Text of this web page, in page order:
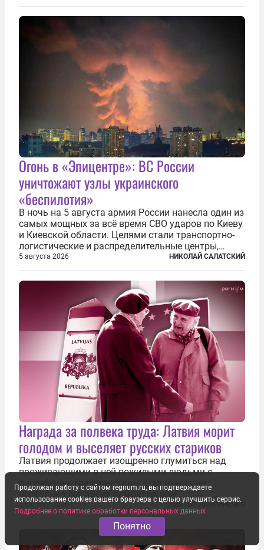
Огонь в «Эпицентре»: ВС России
уничтожают узлы украинского
«беспилотия»
В ночь на 5 августа армия России нанесла один из
самых мощных за всё время СВО ударов по Киеву
и Киевской области. Целями стали транспортно-
логистические и распределительные центры,
которые ВСУ использовали для хранения и
доставки вооружений и грузов военного
назначения. Атака также «накрыла»...
5 августа 2026 НИКОЛАЙ САЛАТСКИЙ
Награда за полвека труда: Латвия морит
голодом и выселяет русских стариков
Латвия продолжает изощренно глумиться над
проживающими в ней пожилыми людьми с
российским гражданством. Над ними уже
несколько лет висит дамоклов меч
насильственного выдворения. Некоторых уже
депортировали, а многие уехали сами, не
дожидаясь изгнания из родных домов. Пожилых
людей, проваливших...
ВИКТОР ЛАВРИНЕНКО
Продолжая работу с сайтом regnum.ru, вы подтверждаете
использование cookies вашего браузера с целью улучшить сервис.
Подробнее о политике обработки персональных данных
Понятно